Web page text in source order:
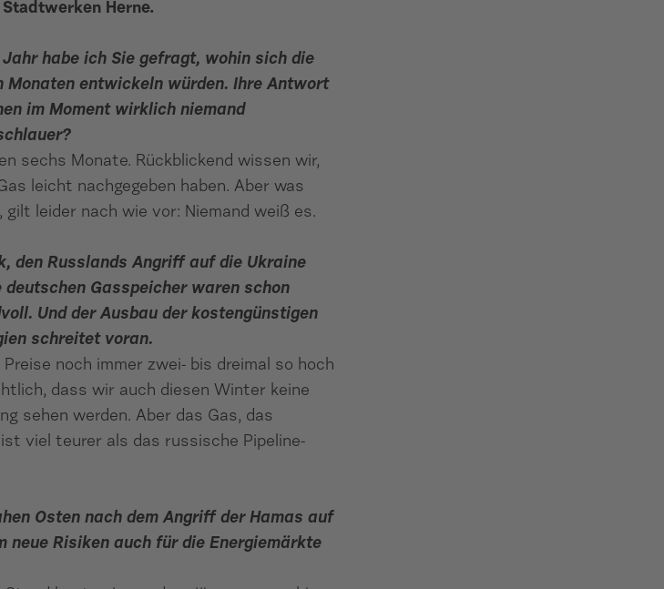
Herne.
habe ich Sie gefragt, wohin sich die
Monaten entwickeln würden. Ihre Antwort
im Moment wirklich niemand
sechs Monate. Rückblickend wissen wir,
leicht nachgegeben haben. Aber was
leider nach wie vor: Niemand weiß es.
den Russlands Angriff auf die Ukraine
Gasspeicher waren schon
Und der Ausbau der kostengünstigen
schreitet voran.
noch immer zwei- bis dreimal so hoch
dass wir auch diesen Winter keine
sehen werden. Aber das Gas, das
viel teurer als das russische Pipeline-
Osten nach dem Angriff der Hamas auf
neue Risiken auch für die Energiemärkte